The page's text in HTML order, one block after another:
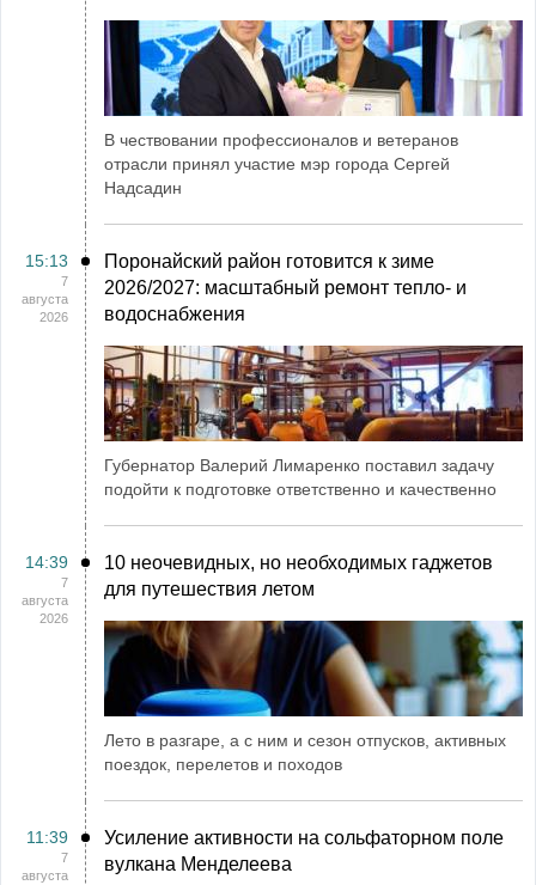
В чествовании профессионалов и ветеранов
отрасли принял участие мэр города Сергей
Надсадин
15:13
7
августа
2026
Поронайский район готовится к зиме
2026/2027: масштабный ремонт тепло- и
водоснабжения
Губернатор Валерий Лимаренко поставил задачу
подойти к подготовке ответственно и качественно
14:39
7
августа
2026
10 неочевидных, но необходимых гаджетов
для путешествия летом
Лето в разгаре, а с ним и сезон отпусков, активных
поездок, перелетов и походов
11:39
7
августа
Усиление активности на сольфаторном поле
вулкана Менделеева